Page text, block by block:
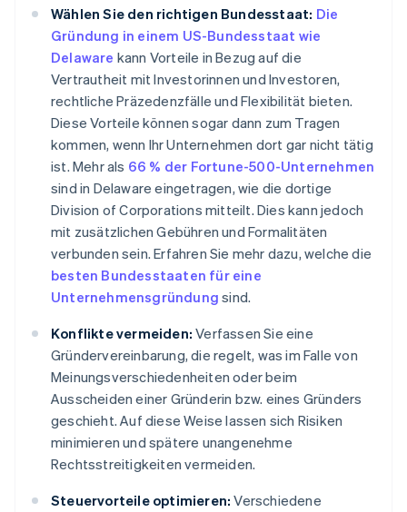
Wählen Sie den richtigen Bundesstaat: Die
Gründung in einem US-Bundesstaat wie
Delaware kann Vorteile in Bezug auf die
Vertrautheit mit Investorinnen und Investoren,
rechtliche Präzedenzfälle und Flexibilität bieten.
Diese Vorteile können sogar dann zum Tragen
kommen, wenn Ihr Unternehmen dort gar nicht tätig
ist. Mehr als 66 % der Fortune-500-Unternehmen
sind in Delaware eingetragen, wie die dortige
Division of Corporations mitteilt. Dies kann jedoch
mit zusätzlichen Gebühren und Formalitäten
verbunden sein. Erfahren Sie mehr dazu, welche die
besten Bundesstaaten für eine
Unternehmensgründung sind.
Konflikte vermeiden: Verfassen Sie eine
Gründervereinbarung, die regelt, was im Falle von
Meinungsverschiedenheiten oder beim
Ausscheiden einer Gründerin bzw. eines Gründers
geschieht. Auf diese Weise lassen sich Risiken
minimieren und spätere unangenehme
Rechtsstreitigkeiten vermeiden.
Steuervorteile optimieren: Verschiedene